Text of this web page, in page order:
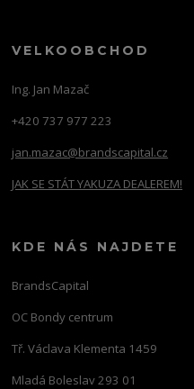
VELKOOBCHOD
Ing. Jan Mazač
+420 737 977 223
jan.mazac@brandscapital.cz
JAK SE STÁT YAKUZA DEALEREM!
KDE NÁS NAJDETE
BrandsCapital
OC Bondy centrum
Tř. Václava Klementa 1459
Mladá Boleslav 293 01